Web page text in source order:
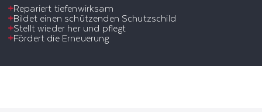
Repariert tiefenwirksam
Bildet einen schützenden Schutzschild
Stellt wieder her und pflegt
Fördert die Erneuerung